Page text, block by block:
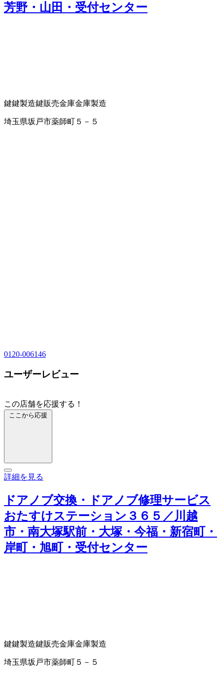
芳野・山田・受付センター
鍵鍵製造鍵販売金庫金庫製造
埼玉県坂戸市薬師町５－５
0120-006146
ユーザーレビュー
この店舗を応援する！
ここから応援
詳細を見る
ドアノブ交換・ドアノブ修理サービス
おたすけステーション３６５／川越
市・南大塚駅前・大塚・今福・新宿町・
岸町・旭町・受付センター
鍵鍵製造鍵販売金庫金庫製造
埼玉県坂戸市薬師町５－５